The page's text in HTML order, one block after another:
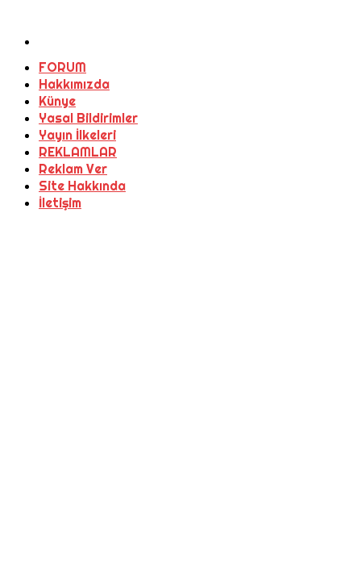
FORUM
Hakkımızda
Künye
Yasal Bildirimler
Yayın İlkeleri
REKLAMLAR
Reklam Ver
Site Hakkında
İletişim